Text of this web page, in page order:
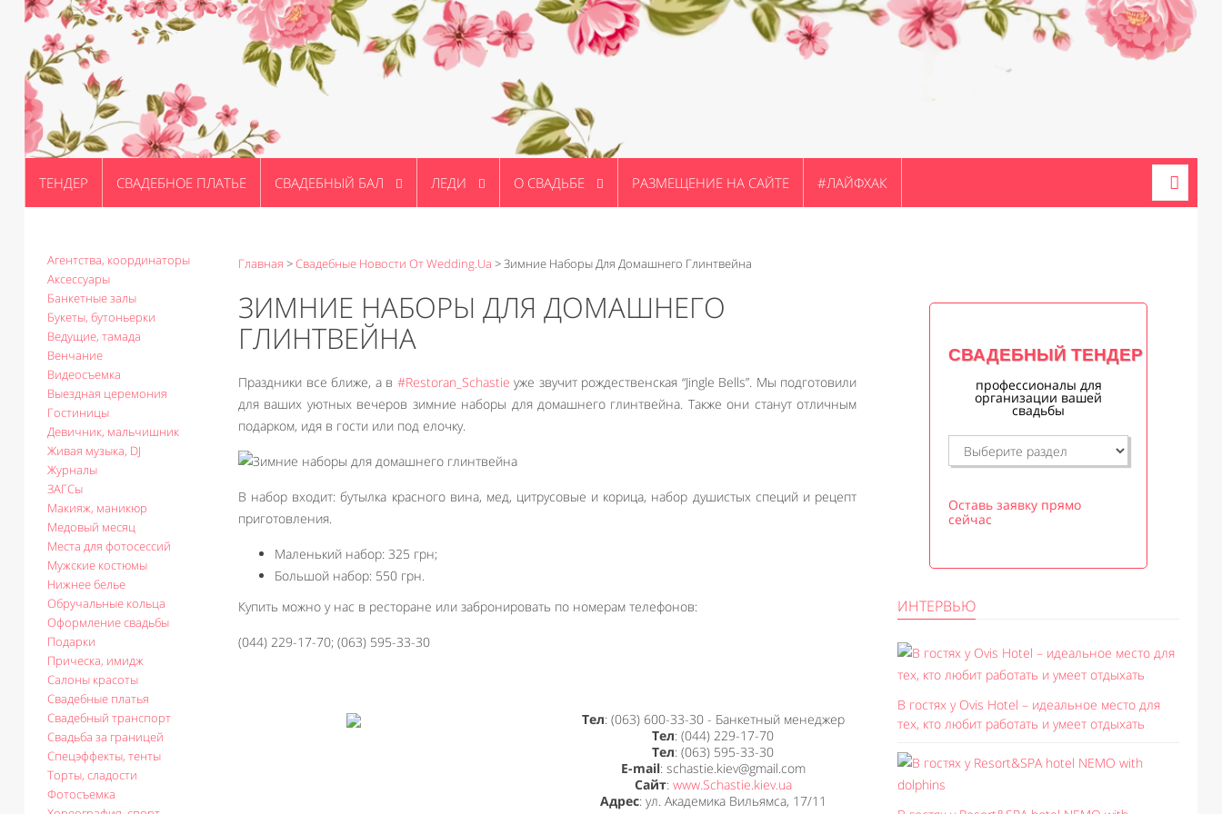
ТЕНДЕР СВАДЕБНОЕ ПЛАТЬЕ СВАДЕБНЫЙ БАЛ ЛЕДИ О СВАДЬБЕ РАЗМЕЩЕНИЕ НА САЙТЕ #ЛАЙФХАК
Агентства, координаторы
Аксессуары
Банкетные залы
Букеты, бутоньерки
Ведущие, тамада
Венчание
Видеосъемка
Выездная церемония
Гостиницы
Девичник, мальчишник
Живая музыка, DJ
Журналы
ЗАГСы
Макияж, маникюр
Медовый месяц
Места для фотосессий
Мужские костюмы
Нижнее белье
Обручальные кольца
Оформление свадьбы
Подарки
Прическа, имидж
Салоны красоты
Свадебные платья
Свадебный транспорт
Свадьба за границей
Спецэффекты, тенты
Торты, сладости
Фотосъемка
Главная >Свадебные Новости От Wedding.ua >Зимние Наборы Для Домашнего Глинтвейна
ЗИМНИЕ НАБОРЫ ДЛЯ ДОМАШНЕГО
ГЛИНТВЕЙНА
Праздники все ближе, а в #Restoran_Schastie уже звучит рождественская “Jingle Bells”. Мы подготовили
для ваших уютных вечеров зимние наборы для домашнего глинтвейна. Также они станут отличным
подарком, идя в гости или под елочку.
В набор входит: бутылка красного вина, мед, цитрусовые и корица, набор душистых специй и рецепт
приготовления.
Маленький набор: 325 грн;
Большой набор: 550 грн.
Купить можно у нас в ресторане или забронировать по номерам телефонов:
(044) 229-17-70; (063) 595-33-30
Тел: (063) 600-33-30 - Банкетный менеджер
Тел: (044) 229-17-70
Тел: (063) 595-33-30
E-mail: schastie.kiev@gmail.com
Сайт: www.Schastie.kiev.ua
Адрес: ул. Академика Вильямса, 17/11
СВАДЕБНЫЙ ТЕНДЕР
профессионалы для
организации вашей
свадьбы
Оставь заявку прямо
сейчас
ИНТЕРВЬЮ
В гостях у Ovis Hotel – идеальное место для
тех, кто любит работать и умеет отдыхать